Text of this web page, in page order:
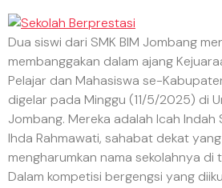
Dua siswi dari SMK BIM Jombang
membanggakan dalam ajang
Pelajar dan Mahasiswa se-
digelar pada Minggu (11/5/2025) di
Jombang. Mereka adalah Icah Indah
Ihda Rahmawati, sahabat dekat
mengharumkan nama sekolahnya di
Dalam kompetisi bergengsi yang